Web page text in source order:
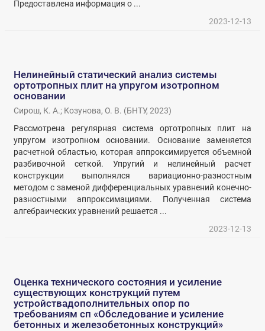
Предоставлена информация о ...
2023-12-13
Нелинейный статический анализ системы
ортотропных плит на упругом изотропном
основании
Сирош, К. А.; Козунова, О. В. (БНТУ,2023)
Рассмотрена регулярная система ортотропных плит на
упругом изотропном основании. Основание заменяется
расчетной областью, которая аппроксимируется объемной
разбивочной сеткой. Упругий и нелинейный расчет
конструкции выполнялся вариационно-разностным
методом с заменой дифференциальных уравнений конечно-
разностными аппроксимациями. Полученная система
алгебраических уравнений решается ...
2023-12-13
Оценка технического состояния и усиление
существующих конструкций путем
устройствадополнительных опор по
требованиям сп «Обследование и усиление
бетонных и железобетонных конструкций»